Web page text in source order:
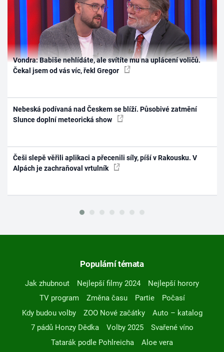
Vondra: Babiše nehlídáte, ale svítíte mu na uplácení voličů.
Čekal jsem od vás víc, řekl Gregor
Nebeská podívaná nad Českem se blíží. Působivé zatmění
Slunce doplní meteorická show
Češi slepě věřili aplikaci a přecenili síly, píší v Rakousku. V
Alpách je zachraňoval vrtulník
Populární témata
Jak zhubnout Nejlepší filmy 2024
Nejlepší horory
TV program
Změna času Partie
Počasí
Kdy budou volby
ZOO Nové začátky
Auto – katalog
7 pádů Honzy Dědka
Volby 2025
Svařené víno
Tatarák podle Pohlreicha
Aloe vera